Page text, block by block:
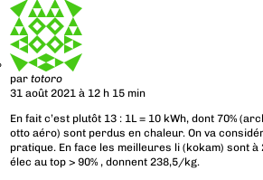
partotoro
31 août 2021 à 12 h 15 min
En fait c’est plutôt 13 : 1L = 10 kWh, dont 70%
otto aéro) sont perdus en chaleur. On va
pratique. En face les meilleures li (kokam) sont
élec au top > 90% , donnent 238,5/kg.